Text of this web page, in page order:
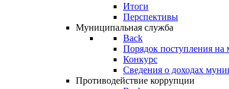
Итоги
Перспективы
Муниципальная служба
Back
Порядок поступления
Конкурс
Сведения о доходах
Противодействие коррупции